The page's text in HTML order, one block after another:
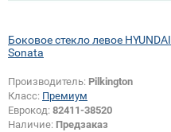
Боковое стекло левое HYUNDAI
Sonata
Производитель: Pilkington
Класс: Премиум
Еврокод: 82411-38520
Наличие: Предзаказ